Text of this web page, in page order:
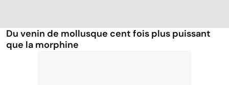
Du venin de mollusque cent fois plus puissant
que la morphine